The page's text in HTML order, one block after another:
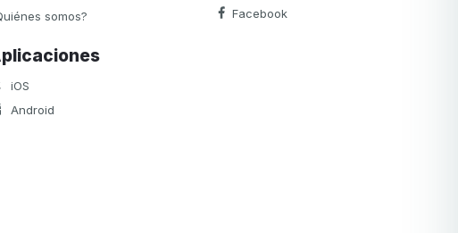
somos?
Aplicaciones
iOS
Android
Facebook